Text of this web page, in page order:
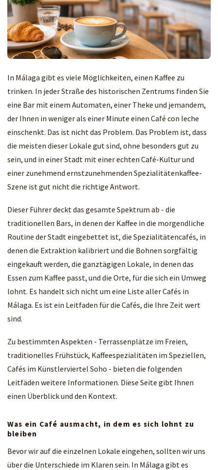
In Málaga gibt es viele Möglichkeiten, einen Kaffee zu
trinken. In jeder Straße des historischen Zentrums finden Sie
eine Bar mit einem Automaten, einer Theke und jemandem,
der Ihnen in weniger als einer Minute einen Café con leche
einschenkt. Das ist nicht das Problem. Das Problem ist, dass
die meisten dieser Lokale gut sind, ohne besonders gut zu
sein, und in einer Stadt mit einer echten Café-Kultur und
einer zunehmend ernstzunehmenden Spezialitätenkaffee-
Szene ist gut nicht die richtige Antwort.
Dieser Führer deckt das gesamte Spektrum ab - die
traditionellen Bars, in denen der Kaffee in die morgendliche
Routine der Stadt eingebettet ist, die Spezialitätencafés, in
denen die Extraktion kalibriert und die Bohnen sorgfältig
eingekauft werden, die ganztägigen Lokale, in denen das
Essen zum Kaffee passt, und die Orte, für die sich ein Umweg
lohnt. Es handelt sich nicht um eine Liste aller Cafés in
Málaga. Es ist ein Leitfaden für die Cafés, die Ihre Zeit wert
sind.
Zu bestimmten Aspekten - Terrassenplätze im Freien,
traditionelles Frühstück, Kaffeespezialitäten im Speziellen,
Cafés im Künstlerviertel Soho - bieten die folgenden
Leitfäden weitere Informationen. Diese Seite gibt Ihnen
einen Überblick und den Kontext.
Was ein Café ausmacht, in dem es sich lohnt zu
bleiben
Bevor wir auf die einzelnen Lokale eingehen, sollten wir uns
über die Unterschiede im Klaren sein. In Málaga gibt es